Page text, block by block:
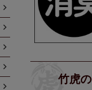
竹虎